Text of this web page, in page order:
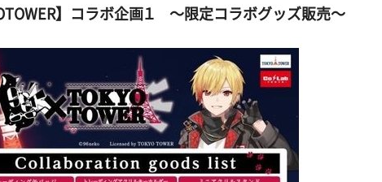
】コラボ企画１ 〜限定コラボグッズ販売〜